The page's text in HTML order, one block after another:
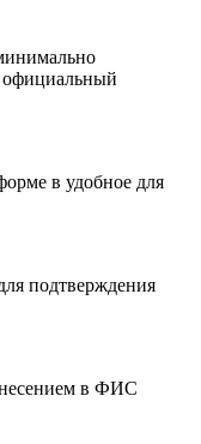
официальный
в удобное для
подтверждения
в ФИС